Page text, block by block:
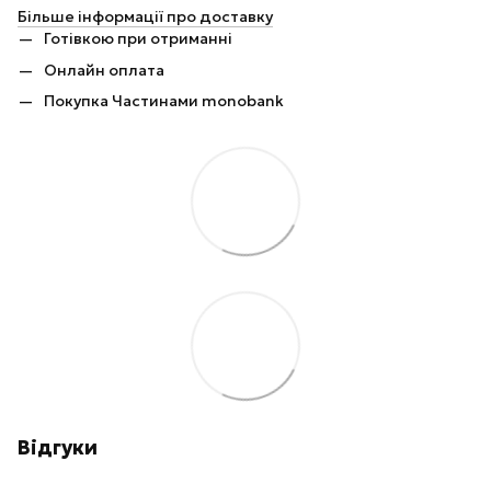
Більше інформації про доставку
Готівкою при отриманні
Онлайн оплата
Покупка Частинами monobank
Відгуки